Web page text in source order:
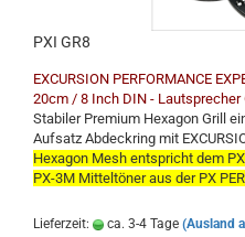
PXI GR8
EXCURSION PERFORMANCE
20cm / 8 Inch DIN - Lautsprecher
Stabiler Premium Hexagon Grill
Aufsatz Abdeckring mit
Hexagon Mesh entspricht dem
PX-3M Mitteltöner aus der PX
Lieferzeit: ca. 3-4 Tage (Ausland